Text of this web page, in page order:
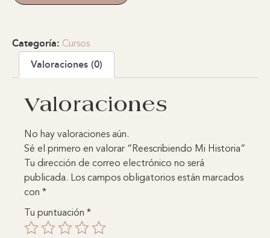
Categoría: Cursos
Valoraciones (0)
Valoraciones
No hay valoraciones aún.
Sé el primero en valorar “Reescribiendo Mi Historia”
Tu dirección de correo electrónico no será
publicada. Los campos obligatorios están marcados
con *
Tu puntuación *